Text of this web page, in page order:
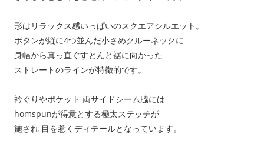
形はリラックス感いっぱいのスクエアシルエット。
ボタンが縦に4つ並んだ小さめクルーネックに
身幅から真っ直ぐすとんと裾に向かった
ストレートのラインが特徴的です。
衿ぐりやポケット 両サイドシーム脇には
homspunが得意とする極太ステッチが
施され 目を惹くディテールとなっています。